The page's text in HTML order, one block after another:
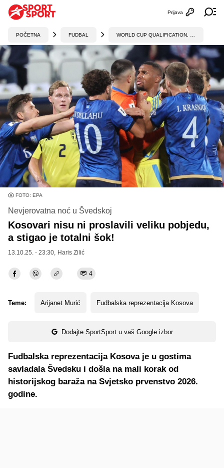
Otvori
Prijava
POČETNA FUDBAL
FOTO: EPA
Nevjerovatna noć u Švedskoj
Kosovari nisu ni proslavili veliku pobjedu,
a stigao je totalni šok!
13.10.25. - 23:30, Haris Zilić
4
Teme: Arijanet Murić Fudbalska reprezentacija Kosova
Dodajte SportSport u vaš Google izbor
Fudbalska reprezentacija Kosova je u gostima
savladala Švedsku i došla na mali korak od
historijskog baraža na Svjetsko prvenstvo 2026.
godine.